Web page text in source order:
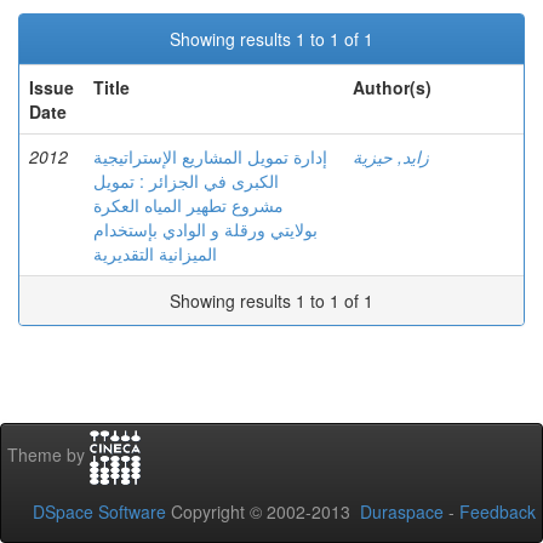
Showing results 1 to 1 of 1
Issue
Date
Title Author(s)
2012
إدارة تمويل المشاريع الإستراتيجية
الكبرى في الجزائر : تمويل
مشروع تطهير المياه العكرة
بولايتي ورقلة و الوادي بإستخدام
الميزانية التقديرية
زايد, حيزية
Showing results 1 to 1 of 1
Theme by
DSpace Software Copyright © 2002-2013 Duraspace - Feedback